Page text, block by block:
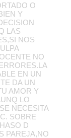
O
Y
LAS
NOS
NO
EN UN
DA UN
AMOR Y
LO
NECESITA
SOBRE
D
PAREJA,NO